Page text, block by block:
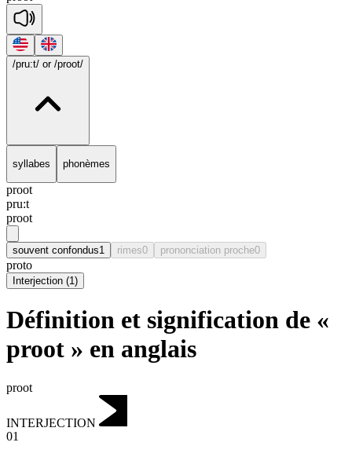
/pru:t/ or /proot/
syllabes phonèmes
proot
pru:t
proot
souvent confondus1 rimes0 prononciation proche0
proto
Interjection (1)
Définition et signification de «
proot » en anglais
proot
INTERJECTION
01